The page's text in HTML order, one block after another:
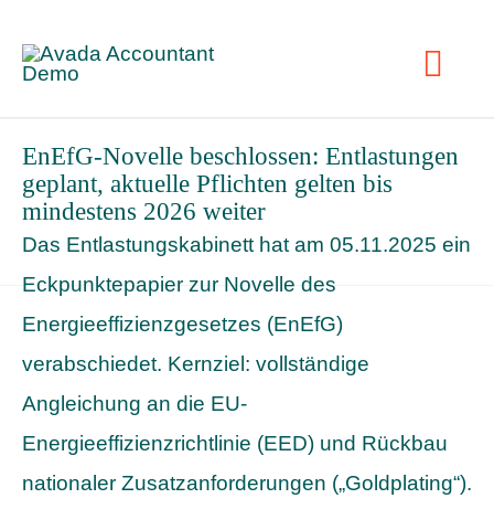
EnEfG-Novelle beschlossen: Entlastungen
geplant, aktuelle Pflichten gelten bis
mindestens 2026 weiter
Das Entlastungskabinett hat am 05.11.2025 ein
Eckpunktepapier zur Novelle des
Energieeffizienzgesetzes (EnEfG)
verabschiedet. Kernziel: vollständige
Angleichung an die EU-
Energieeffizienzrichtlinie (EED) und Rückbau
nationaler Zusatzanforderungen („Goldplating“).